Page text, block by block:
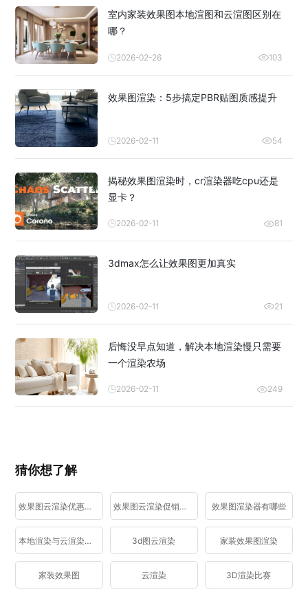
室内家装效果图本地渲图和云渲图区别在
哪？
2026-02-26 103
效果图渲染：5步搞定PBR贴图质感提升
2026-02-11 54
揭秘效果图渲染时，cr渲染器吃cpu还是
显卡？
2026-02-11 81
3dmax怎么让效果图更加真实
2026-02-11 21
后悔没早点知道，解决本地渲染慢只需要
一个渲染农场
2026-02-11 249
猜你想了解
效果图云渲染优惠活动 效果图云渲染促销活动 效果图渲染器有哪些
本地渲染与云渲染区别 3d图云渲染 家装效果图渲染
家装效果图 云渲染 3D渲染比赛